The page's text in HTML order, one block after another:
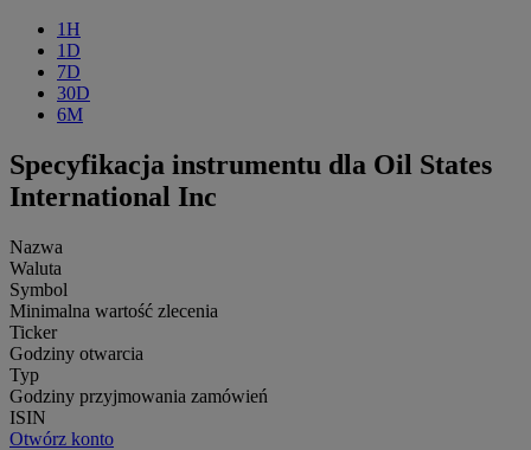
1H
1D
7D
30D
6M
Specyfikacja instrumentu dla Oil States
International Inc
Nazwa
Waluta
Symbol
Minimalna wartość zlecenia
Ticker
Godziny otwarcia
Typ
Godziny przyjmowania zamówień
ISIN
Otwórz konto